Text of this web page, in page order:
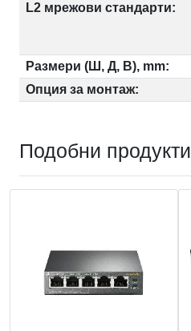
L2 мрежови стандарти:
Размери (Ш, Д, В), mm:
Опция за монтаж:
Подобни продукти